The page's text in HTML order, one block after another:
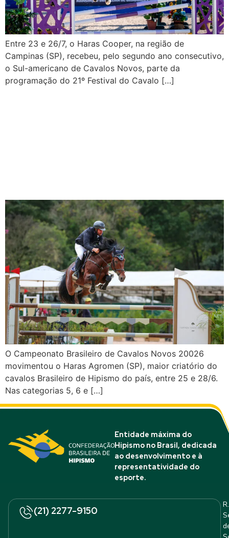
Entre 23 e 26/7, o Haras Cooper, na região de
Campinas (SP), recebeu, pelo segundo ano consecutivo,
o Sul-americano de Cavalos Novos, parte da
programação do 21º Festival do Cavalo […]
O Campeonato Brasileiro de Cavalos Novos 20026
movimentou o Haras Agromen (SP), maior criatório do
cavalos Brasileiro de Hipismo do país, entre 25 e 28/6.
Nas categorias 5, 6 e […]
Entidade máxima do
Hipismo no Brasil, dedicada
ao desenvolvimento e à
representatividade do
esporte.
(21) 2277-9150
R.